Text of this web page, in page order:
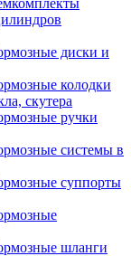
диски и
колодки
скутера
ручки
системы в
суппорты
шланги